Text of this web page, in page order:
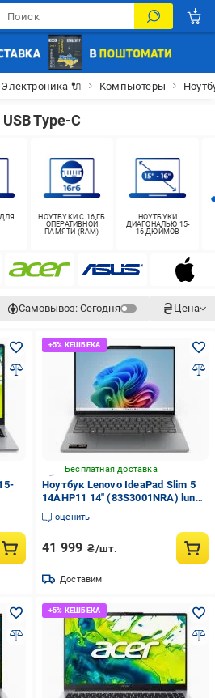
Электроника 🔌 Компьютеры
Type-C
НОУТБУКИ С 16 ГБ
ОПЕРАТИВНОЙ
ПАМЯТИ (RAM)
НОУТБУКИ
ДИАГОНАЛЬЮ 15-
16 ДЮЙМОВ
Самовывоз: Сегодня Цена
Бесплатная доставка
Ноутбук Lenovo IdeaPad Slim 5
14AHP11 14" (83S3001NRA) luna
grey
оценить
41 999 ₴/шт.
Доставим